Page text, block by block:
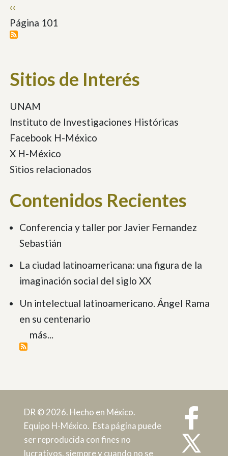
Paginación
Página
anterior
‹‹
Página 101
Sitios de Interés
UNAM
Instituto de Investigaciones Históricas
Facebook H-México
X H-México
Sitios relacionados
Contenidos Recientes
Conferencia y taller por Javier Fernandez
Sebastián
La ciudad latinoamericana: una figura de la
imaginación social del siglo XX
Un intelectual latinoamericano. Ángel Rama
en su centenario
más...
DR © 2026. Hecho en México.
Equipo H-México. Esta página puede
ser reproducida con fines no
lucrativos, siempre y cuando no se